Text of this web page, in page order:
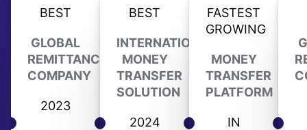
BEST
GLOBAL
REMITTANCE
COMPANY
2023
BEST
INTERNATIONAL
MONEY
TRANSFER
SOLUTION
2024
FASTEST
GROWING
MONEY
TRANSFER
PLATFORM
IN